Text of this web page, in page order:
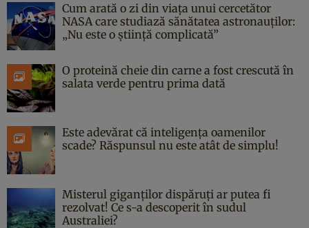
Cum arată o zi din viața unui cercetător
NASA care studiază sănătatea astronauților:
„Nu este o știință complicată”
O proteină cheie din carne a fost crescută în
salata verde pentru prima dată
Este adevărat că inteligența oamenilor
scade? Răspunsul nu este atât de simplu!
Misterul giganților dispăruți ar putea fi
rezolvat! Ce s-a descoperit în sudul
Australiei?